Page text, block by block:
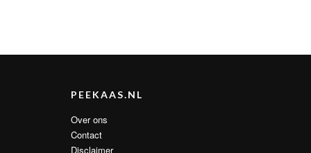
PEEKAAS.NL
Over ons
Contact
Disclaimer